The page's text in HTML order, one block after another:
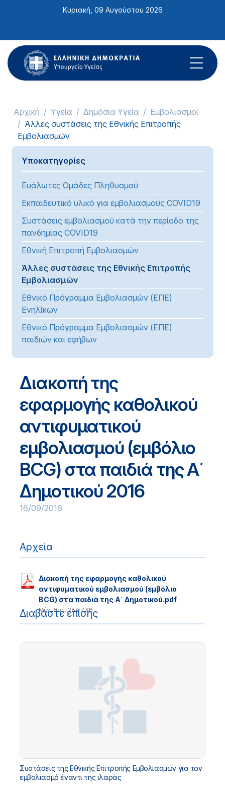
ιστότοπος
περιλαμβάνει
ένα
σύστημα
Κυριακή, 09 Αυγούστου 2026
Αρχική Υγεία Δημόσια Υγεία
Εμβολιασμοί
Άλλες συστάσεις της Εθνικής Επιτροπής
Εμβολιασμών
Υποκατηγορίες
Ευάλωτες Ομάδες Πληθυσμού
Εκπαιδευτικό υλικό για εμβολιασμούς COVID19
Συστάσεις εμβολιασμού κατά την περίοδο της
πανδημίας COVID19
Εθνική Επιτροπή Εμβολιασμών
Άλλες συστάσεις της Εθνικής Επιτροπής
Εμβολιασμών
Εθνικό Πρόγραμμα Εμβολιασμών (ΕΠΕ)
Ενηλίκων
Εθνικό Πρόγραμμα Εμβολιασμών (ΕΠΕ)
παιδιών και εφήβων
Διακοπή της
εφαρμογής καθολικού
αντιφυματικού
εμβολιασμού (εμβόλιο
BCG) στα παιδιά της Α΄
Δημοτικού 2016
16/09/2016
Αρχεία
Διακοπή της εφαρμογής καθολικού
αντιφυματικού εμβολιασμού (εμβόλιο
BCG) στα παιδιά της Α΄ Δημοτικού.pdf
Μέγεθος: 284.7 KB
Διαβάστε επίσης
Συστάσεις της Εθνικής Επιτροπής Εμβολιασμών για τον
εμβολιασμό έναντι της ιλαράς